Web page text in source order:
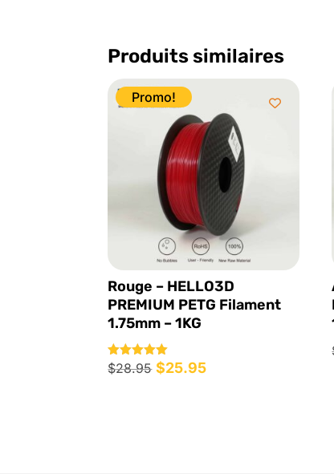
Produits similaires
Promo!
Rouge – HELLO3D
PREMIUM PETG Filament
1.75mm – 1KG
Note
5.00
$28.95 Le
$25.95Le